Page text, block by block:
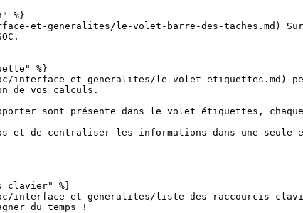
%}
et-generalites/le-volet-barre-des-taches.md)
%}
interface-et-generalites/le-volet-etiquettes.md)
de vos calculs.
sont présente dans le volet étiquettes,
et de centraliser les informations dans une seule et
clavier" %}
interface-et-generalites/liste-des-raccourcis-
du temps !